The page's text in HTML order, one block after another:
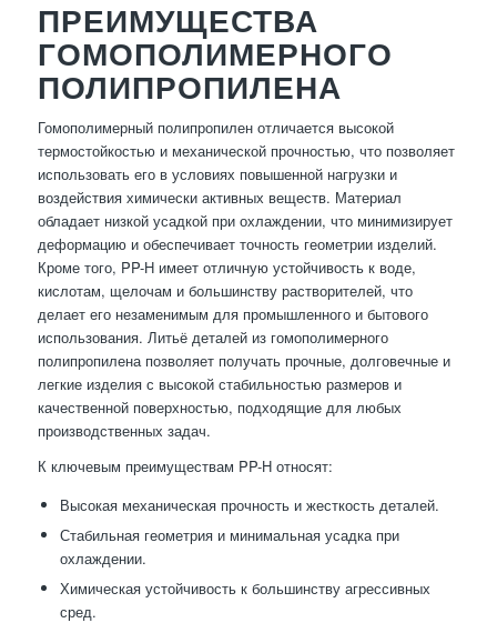
ПРЕИМУЩЕСТВА
ГОМОПОЛИМЕРНОГО
ПОЛИПРОПИЛЕНА
Гомополимерный полипропилен отличается высокой
термостойкостью и механической прочностью, что позволяет
использовать его в условиях повышенной нагрузки и
воздействия химически активных веществ. Материал
обладает низкой усадкой при охлаждении, что минимизирует
деформацию и обеспечивает точность геометрии изделий.
Кроме того, PP-H имеет отличную устойчивость к воде,
кислотам, щелочам и большинству растворителей, что
делает его незаменимым для промышленного и бытового
использования. Литьё деталей из гомополимерного
полипропилена позволяет получать прочные, долговечные и
легкие изделия с высокой стабильностью размеров и
качественной поверхностью, подходящие для любых
производственных задач.
К ключевым преимуществам PP-H относят:
Высокая механическая прочность и жесткость деталей.
Стабильная геометрия и минимальная усадка при
охлаждении.
Химическая устойчивость к большинству агрессивных
сред.